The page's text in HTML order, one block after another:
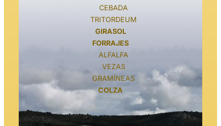
CEBADA
TRITORDEUM
GIRASOL
FORRAJES
ALFALFA
VEZAS
GRAMÍNEAS
COLZA